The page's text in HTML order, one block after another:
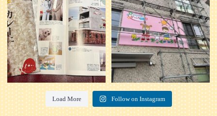
28 1
皆さんお楽しみに〜
...
26 0
Load More Follow on Instagram